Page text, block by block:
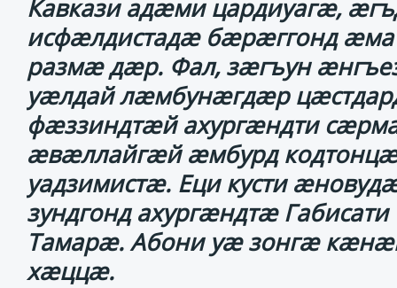
Кавкази адӕми цардиуагӕ,
исфӕлдистадӕ бӕрӕггонд
размӕ дӕр. Фал, зӕгъун
уӕлдай лӕмбунӕгдӕр
фӕззиндтӕй ахургӕндти
ӕвӕллайгӕй ӕмбурд
уадзимистӕ. Еци кусти
зундгонд ахургӕндтӕ
Тамарӕ. Абони уӕ зонгӕ
хӕццӕ.